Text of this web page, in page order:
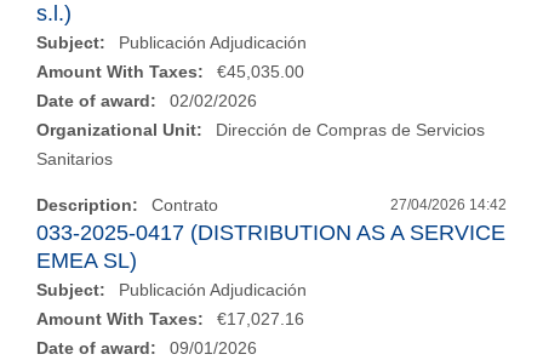
s.l.)
Subject:
Publicación Adjudicación
Amount With Taxes:
€45,035.00
Date of award:
02/02/2026
Organizational Unit:
Dirección de Compras de Servicios
Sanitarios
27/04/2026 14:42
033-2025-0417 (DISTRIBUTION AS A SERVICE
EMEA SL)
Description: Contrato
Subject:
Publicación Adjudicación
Amount With Taxes:
€17,027.16
Date of award:
09/01/2026